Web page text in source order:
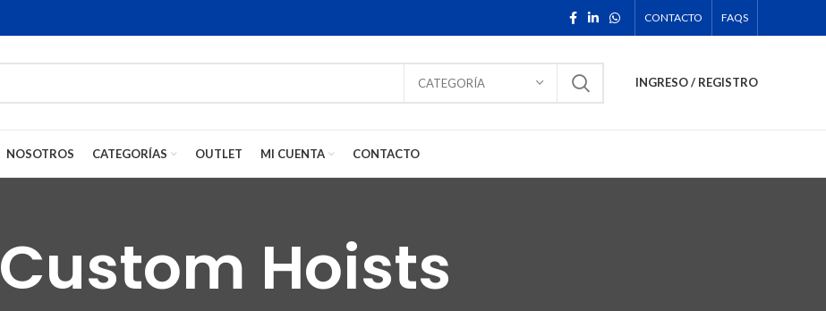
CONTACTO FAQS
CATEGORÍA INGRESO / REGISTRO
NOSOTROS CATEGORÍAS OUTLET MI CUENTA CONTACTO
Custom Hoists